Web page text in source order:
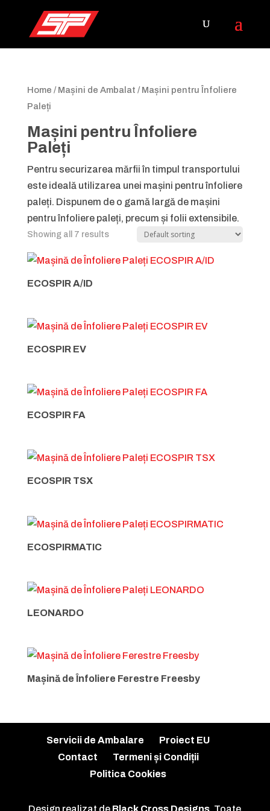
Home /Mașini de Ambalat / Mașini pentru Înfoliere
Paleți
Mașini pentru Înfoliere
Paleți
Pentru securizarea mărfii în timpul transportului
este ideală utilizarea unei mașini pentru înfoliere
paleți. Dispunem de o gamă largă de mașini
pentru înfoliere paleți, precum și folii extensibile.
Showing all 7 results
ECOSPIR A/ID
ECOSPIR EV
ECOSPIR FA
ECOSPIR TSX
ECOSPIRMATIC
LEONARDO
Mașină de Înfoliere Ferestre Freesby
Servicii de Ambalare
Proiect EU
Contact
Termeni și Condiții
Politica Cookies